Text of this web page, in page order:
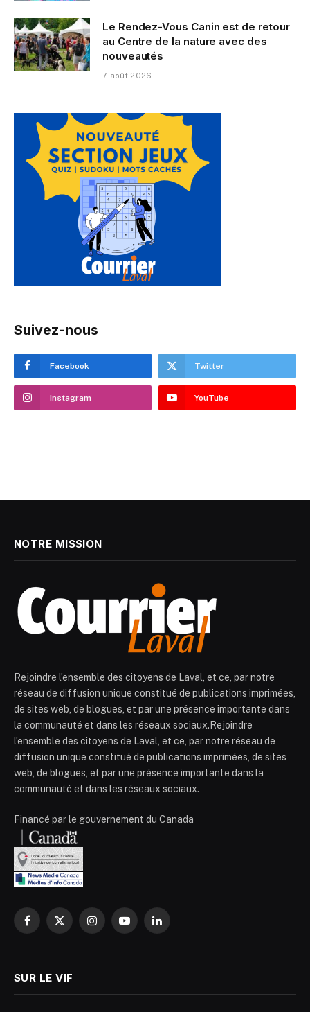
Le Rendez-Vous Canin est de retour
au Centre de la nature avec des
nouveautés
7 août 2026
Suivez-nous
Facebook Twitter
Instagram YouTube
NOTRE MISSION
Rejoindre l’ensemble des citoyens de Laval, et ce, par notre
réseau de diffusion unique constitué de publications imprimées,
de sites web, de blogues, et par une présence importante dans
la communauté et dans les réseaux sociaux.Rejoindre
l’ensemble des citoyens de Laval, et ce, par notre réseau de
diffusion unique constitué de publications imprimées, de sites
web, de blogues, et par une présence importante dans la
communauté et dans les réseaux sociaux.
Financé par le gouvernement du Canada
Facebook
X
InstagramYouTubeLinkedIn
SUR LE VIF